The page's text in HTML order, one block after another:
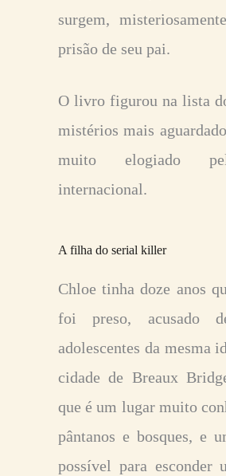
surgem,
prisão de seu pai.
O livro figurou na lista
mistérios mais
muito elogiado
internacional.
A filha do serial killer
Chloe tinha doze anos
foi preso, acusado
adolescentes da mesma
cidade de Breaux
que é um lugar muito
pântanos e bosques, e
possível para esconder